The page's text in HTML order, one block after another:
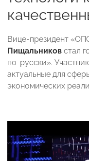
Вице-президент
Пищальников стал
по-русски».
актуальные для
экономических